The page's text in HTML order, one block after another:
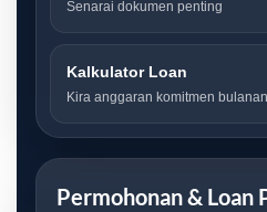
Senarai dokumen penting
Kalkulator Loan
Kira anggaran komitmen bulanan
Permohonan & Loan